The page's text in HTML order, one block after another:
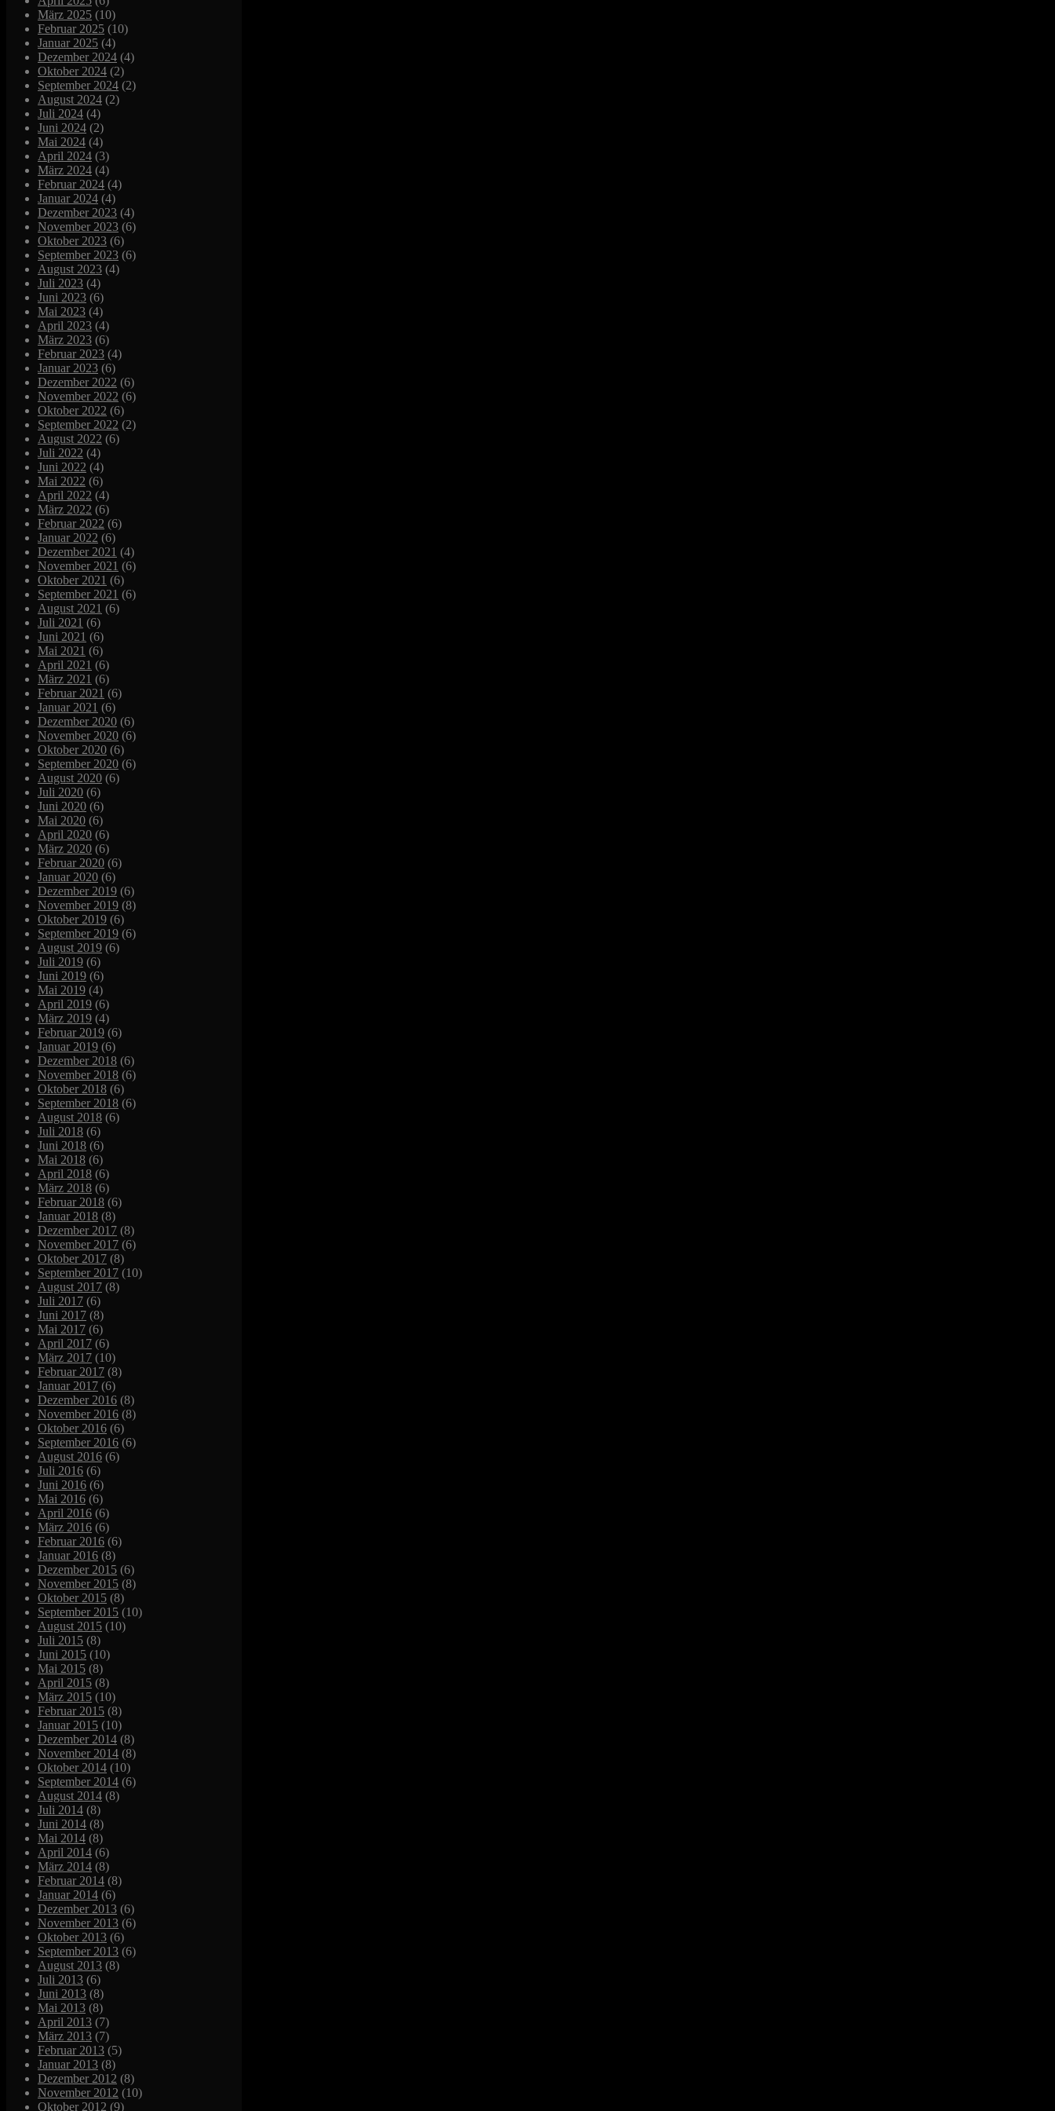
März 2025 (10)
Februar 2025 (10)
Januar 2025 (4)
Dezember 2024 (4)
Oktober 2024 (2)
September 2024 (2)
August 2024 (2)
Juli 2024 (4)
Juni 2024 (2)
Mai 2024 (4)
April 2024 (3)
März 2024 (4)
Februar 2024 (4)
Januar 2024 (4)
Dezember 2023 (4)
November 2023 (6)
Oktober 2023 (6)
September 2023 (6)
August 2023 (4)
Juli 2023 (4)
Juni 2023 (6)
Mai 2023 (4)
April 2023 (4)
März 2023 (6)
Februar 2023 (4)
Januar 2023 (6)
Dezember 2022 (6)
November 2022 (6)
Oktober 2022 (6)
September 2022 (2)
August 2022 (6)
Juli 2022 (4)
Juni 2022 (4)
Mai 2022 (6)
April 2022 (4)
März 2022 (6)
Februar 2022 (6)
Januar 2022 (6)
Dezember 2021 (4)
November 2021 (6)
Oktober 2021 (6)
September 2021 (6)
August 2021 (6)
Juli 2021 (6)
Juni 2021 (6)
Mai 2021 (6)
April 2021 (6)
März 2021 (6)
Februar 2021 (6)
Januar 2021 (6)
Dezember 2020 (6)
November 2020 (6)
Oktober 2020 (6)
September 2020 (6)
August 2020 (6)
Juli 2020 (6)
Juni 2020 (6)
Mai 2020 (6)
April 2020 (6)
März 2020 (6)
Februar 2020 (6)
Januar 2020 (6)
Dezember 2019 (6)
November 2019 (8)
Oktober 2019 (6)
September 2019 (6)
August 2019 (6)
Juli 2019 (6)
Juni 2019 (6)
Mai 2019 (4)
April 2019 (6)
März 2019 (4)
Februar 2019 (6)
Januar 2019 (6)
Dezember 2018 (6)
November 2018 (6)
Oktober 2018 (6)
September 2018 (6)
August 2018 (6)
Juli 2018 (6)
Juni 2018 (6)
Mai 2018 (6)
April 2018 (6)
März 2018 (6)
Februar 2018 (6)
Januar 2018 (8)
Dezember 2017 (8)
November 2017 (6)
Oktober 2017 (8)
September 2017 (10)
August 2017 (8)
Juli 2017 (6)
Juni 2017 (8)
Mai 2017 (6)
April 2017 (6)
März 2017 (10)
Februar 2017 (8)
Januar 2017 (6)
Dezember 2016 (8)
November 2016 (8)
Oktober 2016 (6)
September 2016 (6)
August 2016 (6)
Juli 2016 (6)
Juni 2016 (6)
Mai 2016 (6)
April 2016 (6)
März 2016 (6)
Februar 2016 (6)
Januar 2016 (8)
Dezember 2015 (6)
November 2015 (8)
Oktober 2015 (8)
September 2015 (10)
August 2015 (10)
Juli 2015 (8)
Juni 2015 (10)
Mai 2015 (8)
April 2015 (8)
März 2015 (10)
Februar 2015 (8)
Januar 2015 (10)
Dezember 2014 (8)
November 2014 (8)
Oktober 2014 (10)
September 2014 (6)
August 2014 (8)
Juli 2014 (8)
Juni 2014 (8)
Mai 2014 (8)
April 2014 (6)
März 2014 (8)
Februar 2014 (8)
Januar 2014 (6)
Dezember 2013 (6)
November 2013 (6)
Oktober 2013 (6)
September 2013 (6)
August 2013 (8)
Juli 2013 (6)
Juni 2013 (8)
Mai 2013 (8)
April 2013 (7)
März 2013 (7)
Februar 2013 (5)
Januar 2013 (8)
Dezember 2012 (8)
November 2012 (10)
Oktober 2012 (9)